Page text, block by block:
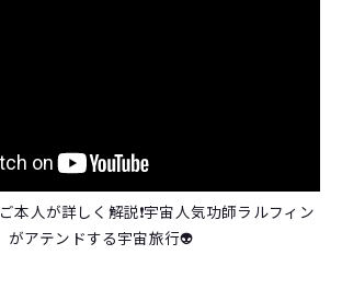
ご本人が詳しく解説❗️宇宙人気功師ラルフィン
がアテンドする宇宙旅行👽